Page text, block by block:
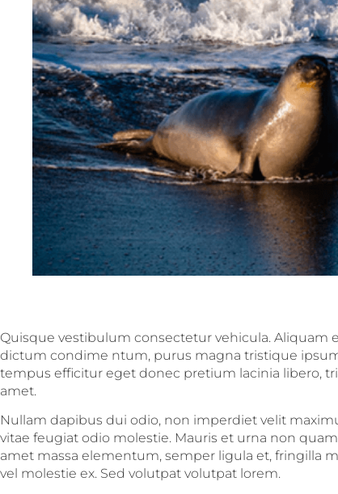
Quisque vestibulum consectetur vehicula. Aliquam
dictum condime ntum, purus magna tristique
tempus efficitur eget donec pretium lacinia libero,
amet.
Nullam dapibus dui odio, non imperdiet velit
vitae feugiat odio molestie. Mauris et urna non
amet massa elementum, semper ligula et, fringilla
vel molestie ex. Sed volutpat volutpat lorem.